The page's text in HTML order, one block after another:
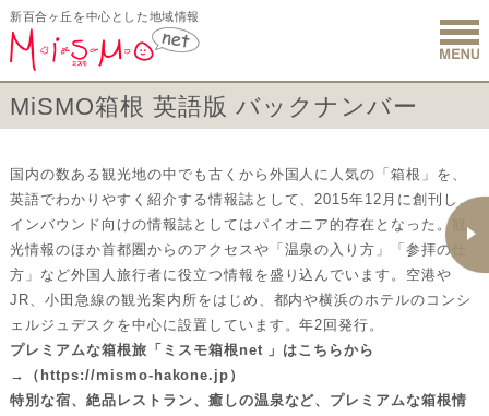
新百合ヶ丘を中心とした地域情報
新百合ヶ
MiSMO箱根 英語版 バックナンバー
国内の数ある観光地の中でも古くから外国人に人気の「箱根」を、
英語でわかりやすく紹介する情報誌として、2015年12月に創刊し、
インバウンド向けの情報誌としてはパイオニア的存在となった。観
光情報のほか首都圏からのアクセスや「温泉の入り方」「参拝の仕
方」など外国人旅行者に役立つ情報を盛り込んでいます。空港や
JR、小田急線の観光案内所をはじめ、都内や横浜のホテルのコンシ
ェルジュデスクを中心に設置しています。年2回発行。
プレミアムな箱根旅「ミスモ箱根net 」はこちらから
→（ https://mismo-hakone.jp ）
特別な宿、絶品レストラン、癒しの温泉など、プレミアムな箱根情